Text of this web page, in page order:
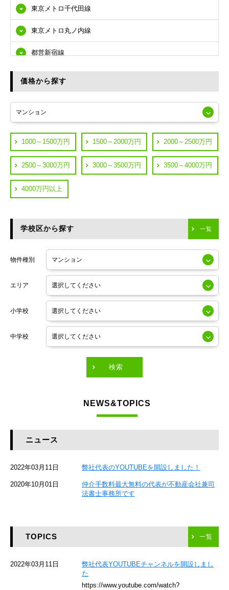
目黒区
大田区
世田谷区
渋谷区
練馬区
葛飾区
横浜市鶴見区
横浜市神奈川区
川崎市川崎区
川崎市中原区
川崎市高津区
東京メトロ千代田線
東京メトロ丸ノ内線
都営新宿線
都営浅草線
JR中央線
JR中央・総武線
東京メトロ日比谷線
小田急線
東京メトロ半蔵門線
東京メトロ副都心線
東京メトロ有楽町線
JR総武本線
京成本線
京急空港線
東京メトロ東西線
価格から探す
1000～1500万円 1500～2000万円 2000～2500万円
2500～3000万円 3000～3500万円 3500～4000万円
4000万円以上
学校区から探す 一覧
物件種別
エリア
小学校
中学校
検索
NEWS&TOPICS
ニュース
2022年03月11日 弊社代表のYOUTUBEを開設しました！
2020年10月01日
仲介手数料最大無料の代表が不動産会社兼司
法書士事務所です
TOPICS 一覧
2022年03月11日
弊社代表YOUTUBEチャンネルを開設しまし
た
https://www.youtube.com/watch?